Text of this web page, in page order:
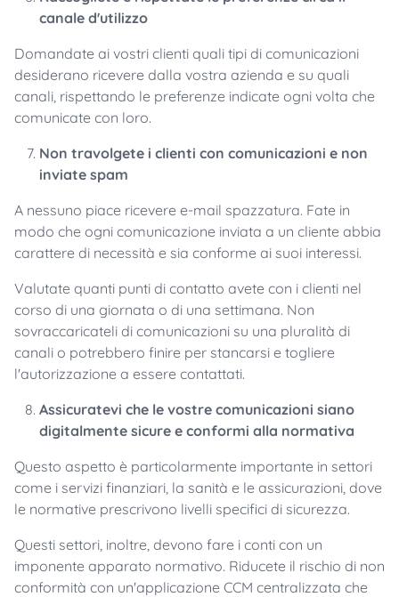
canale d'utilizzo
Domandate ai vostri clienti quali tipi di comunicazioni
desiderano ricevere dalla vostra azienda e su quali
canali, rispettando le preferenze indicate ogni volta che
comunicate con loro.
Non travolgete i clienti con comunicazioni e non
inviate spam
A nessuno piace ricevere e-mail spazzatura. Fate in
modo che ogni comunicazione inviata a un cliente abbia
carattere di necessità e sia conforme ai suoi interessi.
Valutate quanti punti di contatto avete con i clienti nel
corso di una giornata o di una settimana. Non
sovraccaricateli di comunicazioni su una pluralità di
canali o potrebbero finire per stancarsi e togliere
l'autorizzazione a essere contattati.
Assicuratevi che le vostre comunicazioni siano
digitalmente sicure e conformi alla normativa
Questo aspetto è particolarmente importante in settori
come i servizi finanziari, la sanità e le assicurazioni, dove
le normative prescrivono livelli specifici di sicurezza.
Questi settori, inoltre, devono fare i conti con un
imponente apparato normativo. Riducete il rischio di non
conformità con un'applicazione CCM centralizzata che